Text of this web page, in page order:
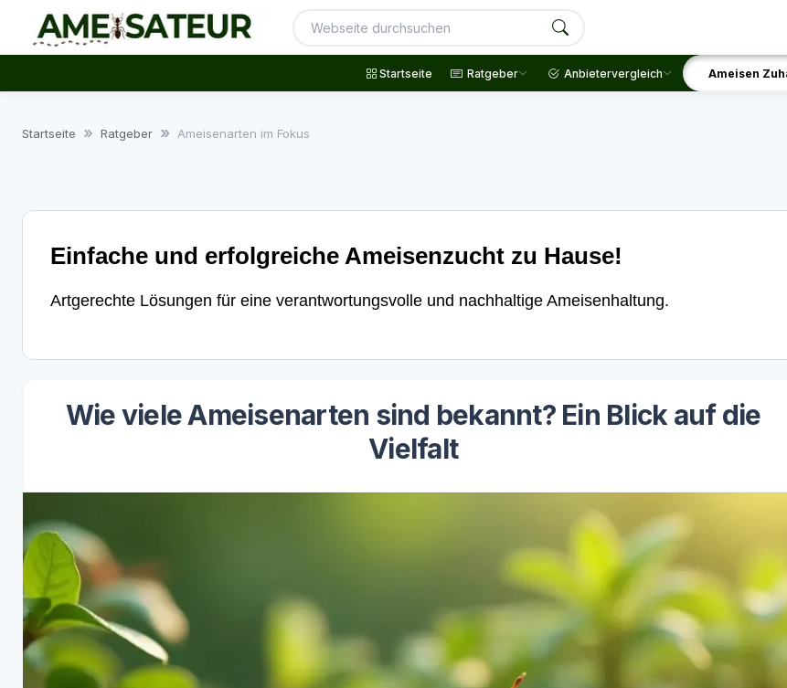
Startseite Ratgeber Anbietervergleich Ameisen
Startseite Ratgeber Ameisenarten im Fokus
Einfache und erfolgreiche Ameisenzucht zu Hause!
Artgerechte Lösungen für eine verantwortungsvolle und nachhaltige Ameisenhaltung.
Wie viele Ameisenarten sind bekannt? Ein Blick auf die
Vielfalt